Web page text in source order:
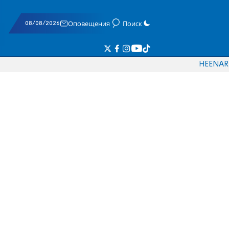
08/08/2026 Оповещения Поиск
HEENAR